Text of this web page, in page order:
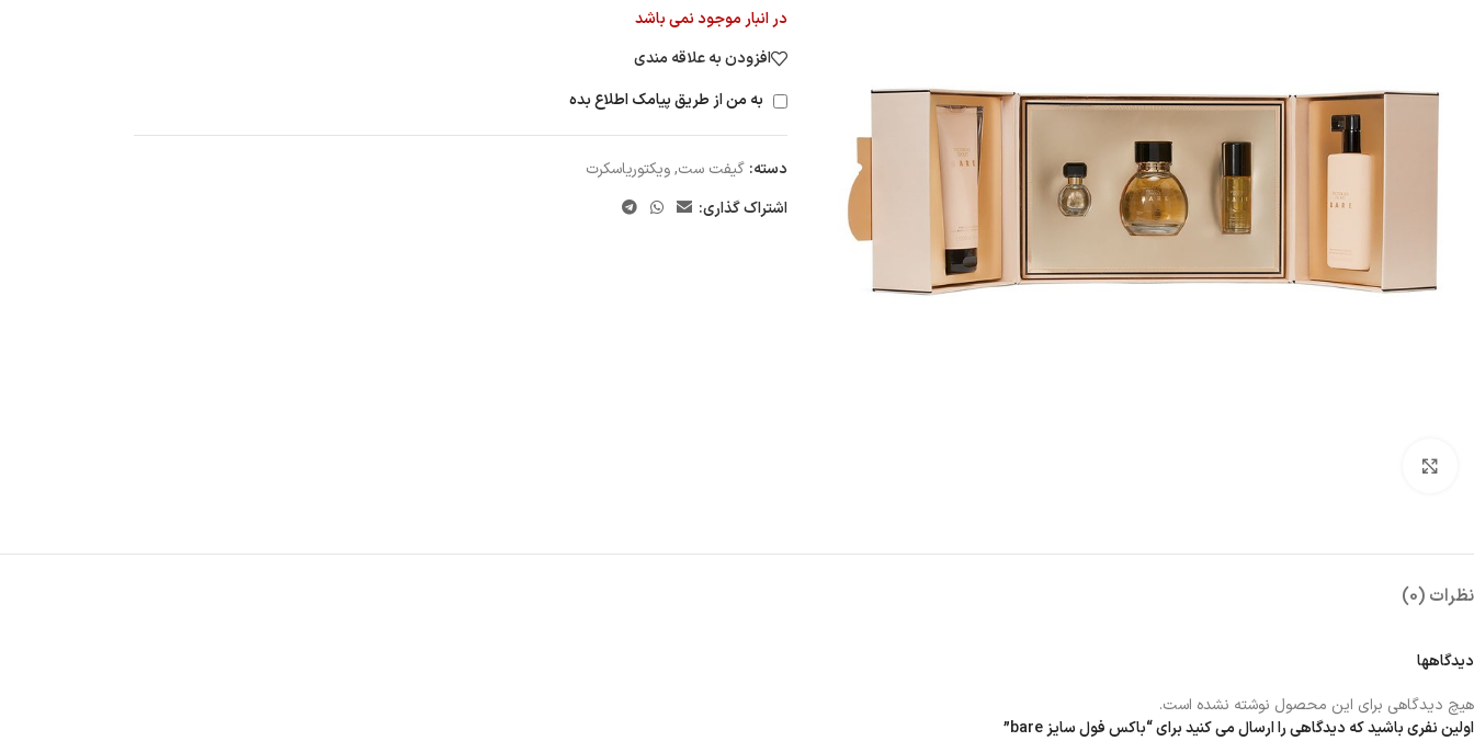
در انبار موجود نمی باشد
افزودن به علاقه مندی
به من از طریق پیامک اطلاع بده
دسته: گیفت ست,ویکتوریاسکرت
اشتراک گذاری:
نظرات (0)
دیدگاهها
هیچ دیدگاهی برای این محصول نوشته نشده است.
اولین نفری باشید که دیدگاهی را ارسال می کنید برای “باکس فول سایز bare”